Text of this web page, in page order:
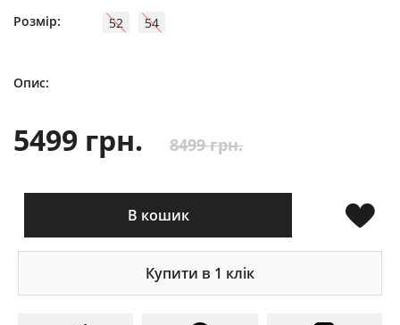
Розмір: 52 54
Опис:
5499 грн. 8499 грн.
В кошик
Купити в 1 клік